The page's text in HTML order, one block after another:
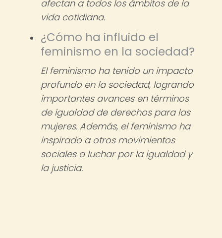
afectan a todos los ámbitos de la
vida cotidiana.
¿Cómo ha influido el
feminismo en la sociedad?
El feminismo ha tenido un impacto
profundo en la sociedad, logrando
importantes avances en términos
de igualdad de derechos para las
mujeres. Además, el feminismo ha
inspirado a otros movimientos
sociales a luchar por la igualdad y
la justicia.